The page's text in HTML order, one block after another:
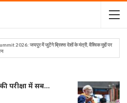
2026: जयपुर में जुटेंगे ब्रिक्स देशों के मंत्री, वैश्विक मुद्दों पर
परीक्षा में सब…